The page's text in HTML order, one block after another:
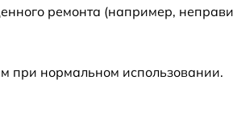
ремонта (например,
при нормальном использовании.